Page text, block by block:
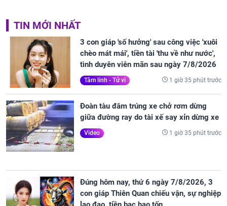
TIN MỚI NHẤT
3 con giáp 'số hưởng' sau công việc 'xuôi
chèo mát mái', tiền tài 'thu về như nước',
tình duyên viên mãn sau ngày 7/8/2026
Tâm linh - Tử vi 1 giờ 35 phút trước
Đoàn tàu đâm trúng xe chở rơm dừng
giữa đường ray do tài xế say xỉn dừng xe
Video 1 giờ 35 phút trước
Đúng hôm nay, thứ 6 ngày 7/8/2026, 3
con giáp Thiên Quan chiếu vận, sự nghiệp